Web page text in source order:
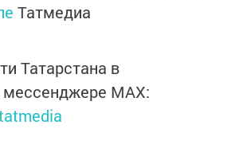
Татмедиа
Татарстана в
MАХ: